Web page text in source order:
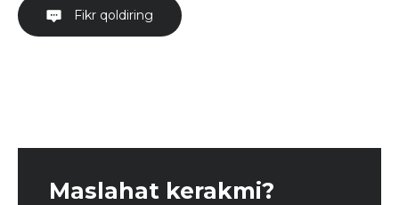
Fikr qoldiring
Maslahat kerakmi?